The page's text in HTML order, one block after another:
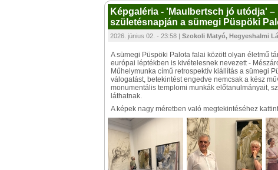
Képgaléria - 'Maulbertsch jó utódja'
születésnapján a sümegi Püspöki
2026. június 02. - 23:58 | Szokoli Matyó, Hegyeshalmi
A sümegi Püspöki Palota falai között olyan életmű
európai léptékben is kivételesnek nevezett -
Műhelymunka című retrospektív kiállítás a sümegi
válogatást, betekintést engedve nemcsak a kész
monumentális templomi munkák előtanulmányait,
láthatnak.
A képek nagy méretben való megtekintéséhez